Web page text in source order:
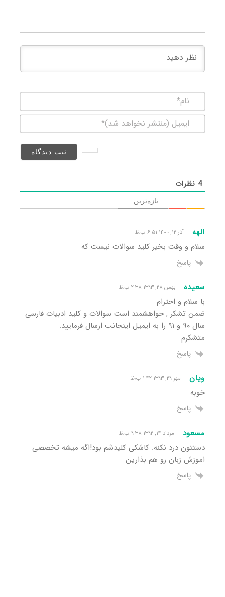
(منتشر
4 نظرات
تازه‌ترین
الهه آذر ۱۲, ۱۴۰۰ ۶:۵۱ ب٫ظ
سلام و وقت بخیر کلید سوالات نیست که
پاسخ
سعیده بهمن ۲۸, ۱۳۹۳ ۲:۳۸ ب٫ظ
با سلام و احترام
ضمن تشکر , حواهشمند است سوالات و کلید ادبیات فارسی
سال ٩٠ و ٩١ را به ایمیل اینجانب ارسال فرمایید.
متشکرم
پاسخ
ویان مهر ۲۹, ۱۳۹۳ ۱:۴۲ ب٫ظ
خوبه
پاسخ
مسعود مرداد ۱۴, ۱۳۹۲ ۹:۳۸ ب٫ظ
دستتون درد نکنه. کاشکی کلیدشم بود!اگه میشه تخصصی
اموزش زبان رو هم بذارین
پاسخ